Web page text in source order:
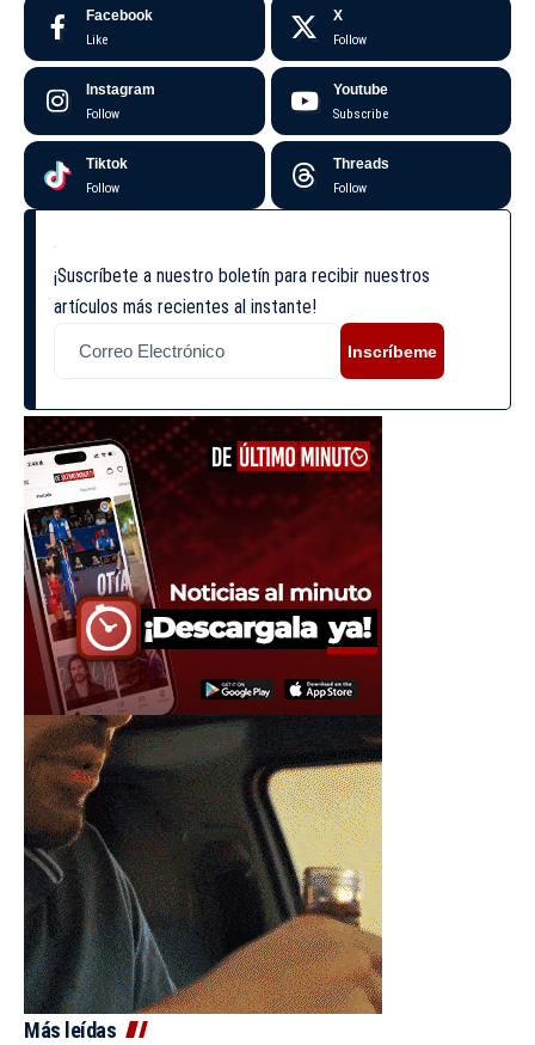
Facebook
Like
X
Follow
Instagram
Follow
Youtube
Subscribe
Tiktok
Follow
Threads
Follow
¡Suscríbete a nuestro boletín para recibir nuestros
artículos más recientes al instante!
Inscríbeme
Más leídas